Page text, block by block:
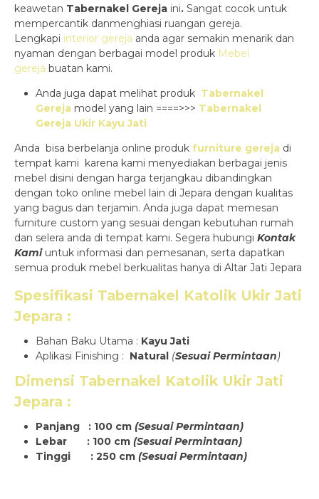
keawetan Tabernakel Gereja ini. Sangat cocok untuk
mempercantik danmenghiasi ruangan gereja.
Lengkapi interior gereja anda agar semakin menarik dan
nyaman dengan berbagai model produk Mebel
gereja buatan kami.
Anda juga dapat melihat produk Tabernakel
Gereja model yang lain ====>>> Tabernakel
Gereja Ukir Kayu Jati
Anda bisa berbelanja online produk furniture gereja di
tempat kami karena kami menyediakan berbagai jenis
mebel disini dengan harga terjangkau dibandingkan
dengan toko online mebel lain di Jepara dengan kualitas
yang bagus dan terjamin. Anda juga dapat memesan
furniture custom yang sesuai dengan kebutuhan rumah
dan selera anda di tempat kami. Segera hubungi Kontak
Kamiuntuk informasi dan pemesanan, serta dapatkan
semua produk mebel berkualitas hanya di Altar Jati Jepara
Spesifikasi Tabernakel Katolik Ukir Jati
Jepara :
Bahan Baku Utama : Kayu Jati
Aplikasi Finishing : Natural (Sesuai Permintaan)
Dimensi Tabernakel Katolik Ukir Jati
Jepara :
Panjang : 100 cm (Sesuai Permintaan)
Lebar : 100 cm (Sesuai Permintaan)
Tinggi : 250 cm (Sesuai Permintaan)